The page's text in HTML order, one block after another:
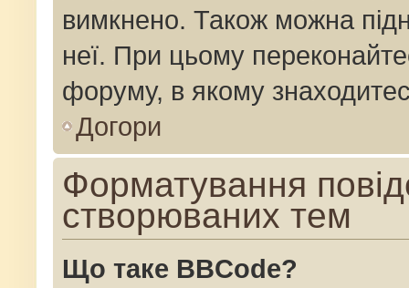
вимкнено. Також можна
неї. При цьому
форуму, в якому
Догори
Форматування
створюваних тем
Що таке BBCode?